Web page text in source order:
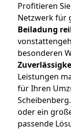
Profitieren
Netzwerk für
Beiladung
besonderen
Leistungen
für Ihren
oder ein
passende